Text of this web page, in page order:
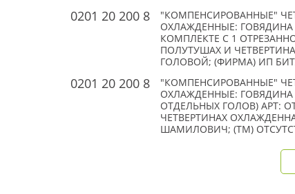
0201 20 200 8
"КОМПЕНСИРОВАННЫЕ"
ОХЛАЖДЕННЫЕ:
КОМПЛЕКТЕ С 1
ПОЛУТУШАХ И
ГОЛОВОЙ; (ФИРМА) ИП
0201 20 200 8
"КОМПЕНСИРОВАННЫЕ"
ОХЛАЖДЕННЫЕ: ГОВЯДИНА
ОТДЕЛЬНЫХ ГОЛОВ) АРТ:
ЧЕТВЕРТИНАХ
ШАМИЛОВИЧ; (TM)